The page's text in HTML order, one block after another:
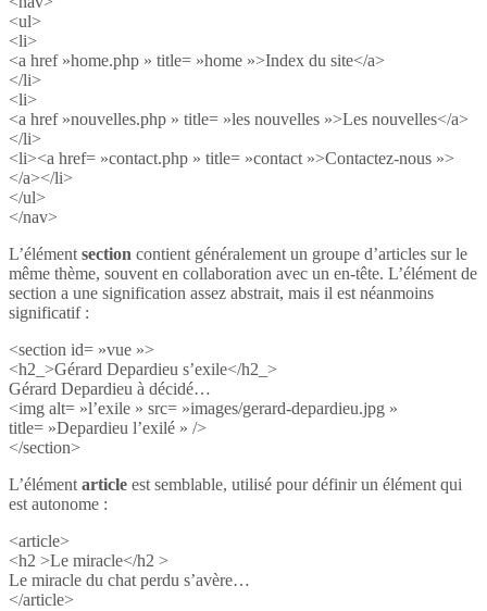
<ul>
<li>
<a href »home.php » title= »home »>Index du site</a>
</li>
<li>
<a href »nouvelles.php » title= »les nouvelles »>Les nouvelles</a>
</li>
<li><a href= »contact.php » title= »contact »>Contactez-nous »>
</a></li>
</ul>
</nav>
L’élément section contient généralement un groupe d’articles sur le
même thème, souvent en collaboration avec un en-tête. L’élément de
section a une signification assez abstrait, mais il est néanmoins
significatif :
<section id= »vue »>
<h2_>Gérard Depardieu s’exile</h2_>
Gérard Depardieu à décidé…
<img alt= »l’exile » src= »images/gerard-depardieu.jpg »
title= »Depardieu l’exilé » />
</section>
L’élément article est semblable, utilisé pour définir un élément qui
est autonome :
<article>
<h2 >Le miracle</h2 >
Le miracle du chat perdu s’avère…
</article>